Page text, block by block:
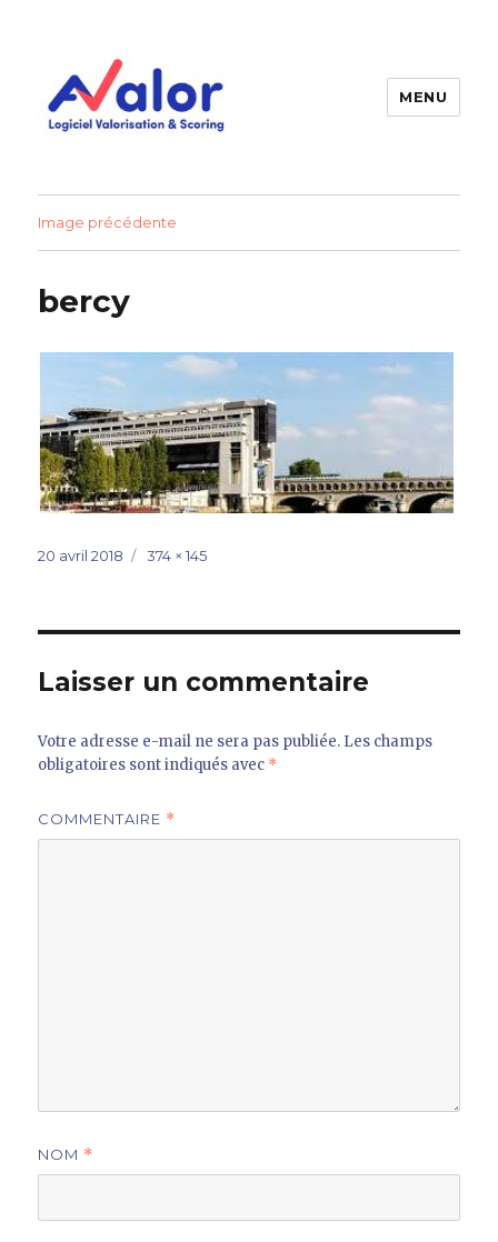
et fonds de commerce
MENU
Image précédente
bercy
Publié
20 avril 2018
Taille
374 × 145
Laisser un commentaire
Votre adresse e-mail ne sera pas publiée. Les champs
obligatoires sont indiqués avec *
COMMENTAIRE *
NOM *